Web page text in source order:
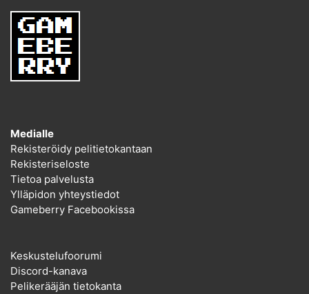
Medialle
Rekisteröidy pelitietokantaan
Rekisteriseloste
Tietoa palvelusta
Ylläpidon yhteystiedot
Gameberry Facebookissa
Keskustelufoorumi
Discord-kanava
Pelikerääjän tietokanta